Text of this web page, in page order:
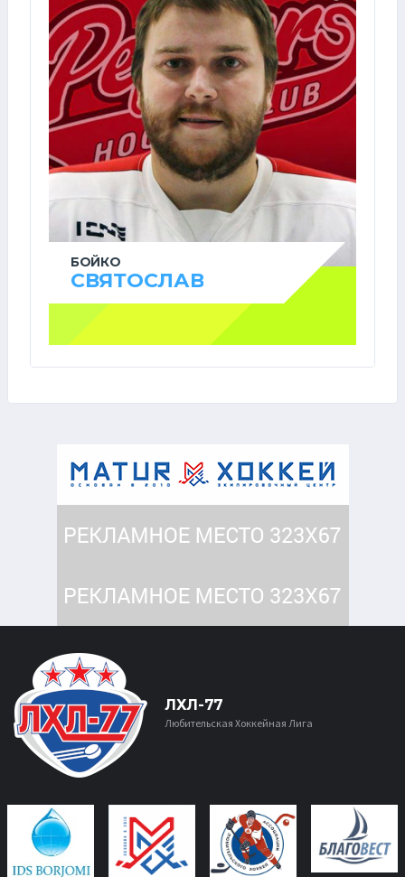
БОЙКО
СВЯТОСЛАВ
ЛХЛ-77
Любительская Хоккейная Лига